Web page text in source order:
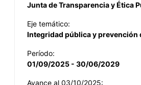
Junta de Transparencia y Ética
Eje temático:
Integridad pública y prevención
Período:
01/09/2025 - 30/06/2029
Avance al 03/10/2025: